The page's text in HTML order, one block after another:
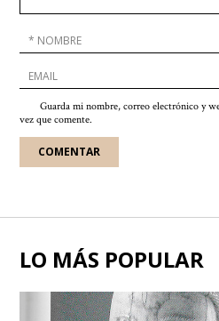
Guarda mi nombre, correo electrónico y
vez que comente.
LO MÁS POPULAR